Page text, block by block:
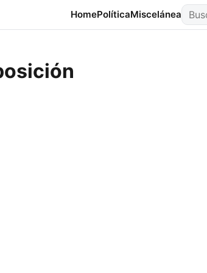
HomePolíticaMiscelánea